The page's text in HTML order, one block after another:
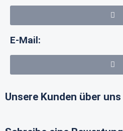
E-Mail:
Unsere Kunden über uns